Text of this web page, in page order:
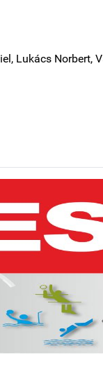
Lukács Norbert,